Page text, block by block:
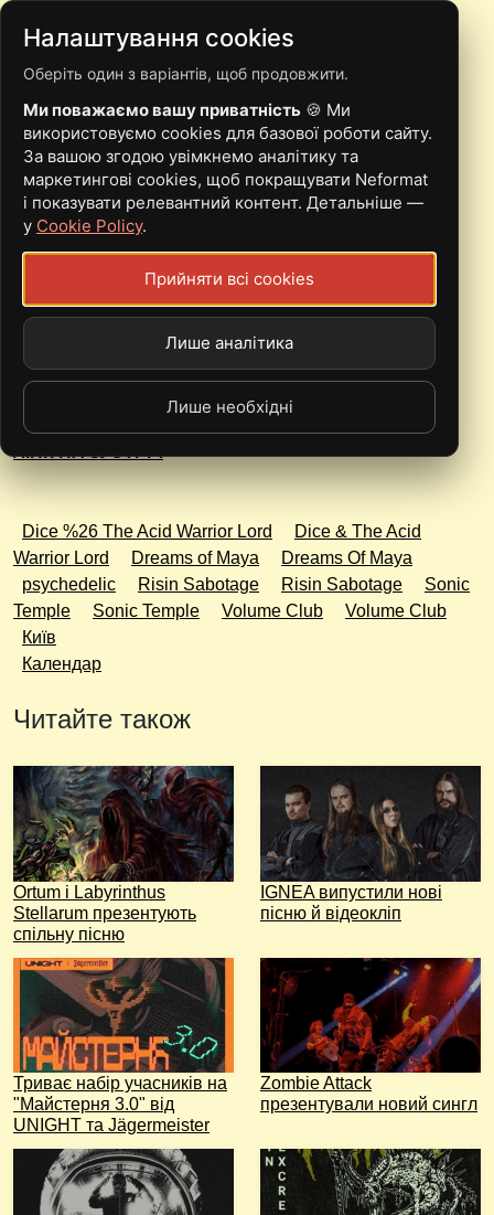
08.01 | КИЇВ | SONIC
TEMPLE, DREAMS OF
MAYA, RISIN SABOTAGE,
DICE & THE ACID
WARRIOR LORD
Sun, 08.01.23 - 04:00
Volume Club
100+ грн
ЛІНК НА ЗУСТРІЧ
Dice %26 The Acid Warrior Lord
Dice & The Acid
Warrior Lord
Dreams of Maya
Dreams Of Maya
psychedelic
Risin Sabotage Risin Sabotage
Sonic
Temple
Sonic Temple Volume Club
Volume Club
Київ
Календар
Читайте також
Ortum і Labyrinthus
Stellarum презентують
спільну пісню
IGNEA випустили нові
пісню й відеокліп
Триває набір учасників на
"Майстерня 3.0" від
UNIGHT та Jägermeister
Zombie Attack
презентували новий сингл
Налаштування cookies
Оберіть один з варіантів, щоб продовжити.
Ми поважаємо вашу приватність 🍪 Ми
використовуємо cookies для базової роботи сайту.
За вашою згодою увімкнемо аналітику та
маркетингові cookies, щоб покращувати Neformat
і показувати релевантний контент. Детальніше —
у Cookie Policy.
Прийняти всі cookies
Лише аналітика
Лише необхідні